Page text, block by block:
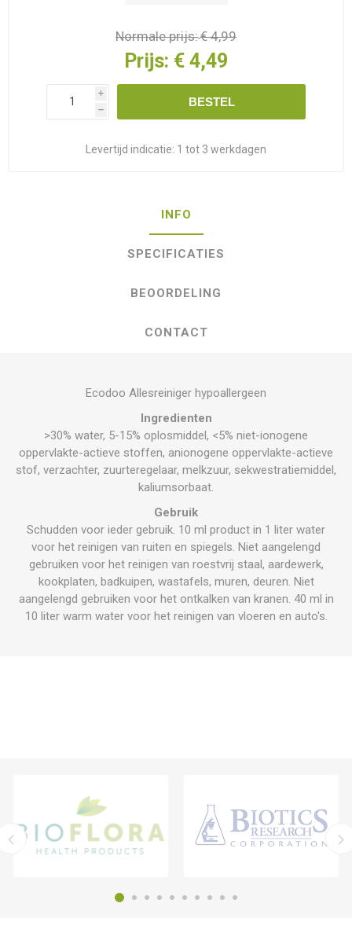
Normale prijs:€ 4,99
Prijs: € 4,49
i
h
BESTEL
Levertijd indicatie: 1 tot 3 werkdagen
INFO
SPECIFICATIES
BEOORDELING
CONTACT
Ecodoo Allesreiniger hypoallergeen
Ingredienten
>30% water, 5-15% oplosmiddel, <5% niet-ionogene
oppervlakte-actieve stoffen, anionogene oppervlakte-actieve
stof, verzachter, zuurteregelaar, melkzuur, sekwestratiemiddel,
kaliumsorbaat.
Gebruik
Schudden voor ieder gebruik. 10 ml product in 1 liter water
voor het reinigen van ruiten en spiegels. Niet aangelengd
gebruiken voor het reinigen van roestvrij staal, aardewerk,
kookplaten, badkuipen, wastafels, muren, deuren. Niet
aangelengd gebruiken voor het ontkalken van kranen. 40 ml in
10 liter warm water voor het reinigen van vloeren en auto's.